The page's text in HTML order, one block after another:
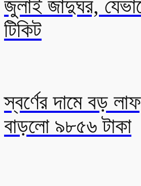
জুলাই জাদুঘর,
টিকিট
স্বর্ণের দামে বড়
বাড়লো ৯৮৫৬ টাকা